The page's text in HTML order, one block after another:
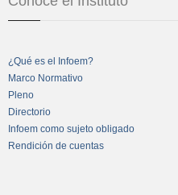
¿Qué es el Infoem?
Marco Normativo
Pleno
Directorio
Infoem como sujeto obligado
Rendición de cuentas